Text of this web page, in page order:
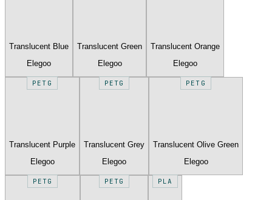
Translucent Blue
Elegoo
Translucent Green
Elegoo
Translucent Orange
Elegoo
PETG
Translucent Purple
Elegoo
PETG
Translucent Grey
Elegoo
PETG
Translucent Olive Green
Elegoo
PETG PETG PLA